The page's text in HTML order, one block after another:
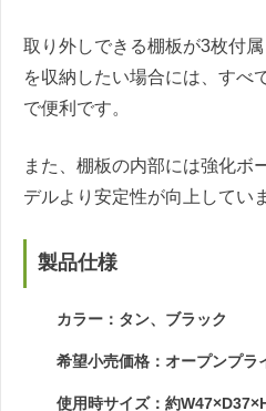
取り外しできる棚板が3枚付
を収納したい場合には、すべ
で便利です。
また、棚板の内部には強化ボ
デルより安定性が向上してい
製品仕様
カラー：タン、ブラック
希望小売価格：オープンプラ
使用時サイズ：約